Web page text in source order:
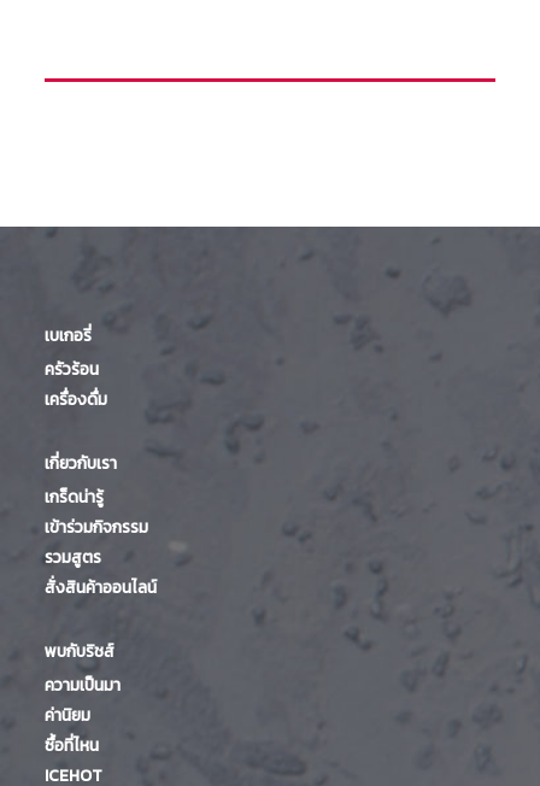
เบเกอรี่
ครัวร้อน
เครื่องดื่ม
เกี่ยวกับเรา
เกร็ดน่ารู้
เข้าร่วมกิจกรรม
รวมสูตร
สั่งสินค้าออนไลน์
พบกับริชส์
ความเป็นมา
ค่านิยม
ซื้อที่ไหน
ICEHOT